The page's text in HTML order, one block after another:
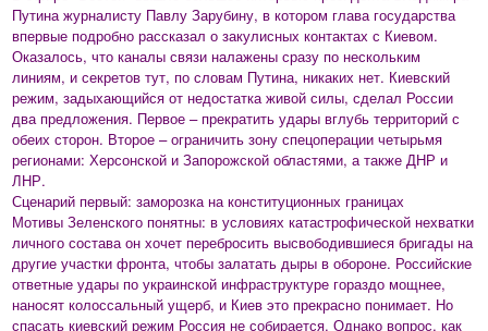
Путина журналисту Павлу Зарубину, в котором глава государства
впервые подробно рассказал о закулисных контактах с Киевом.
Оказалось, что каналы связи налажены сразу по нескольким
линиям, и секретов тут, по словам Путина, никаких нет. Киевский
режим, задыхающийся от недостатка живой силы, сделал России
два предложения. Первое – прекратить удары вглубь территорий с
обеих сторон. Второе – ограничить зону спецоперации четырьмя
регионами: Херсонской и Запорожской областями, а также ДНР и
ЛНР.
Сценарий первый: заморозка на конституционных границах
Мотивы Зеленского понятны: в условиях катастрофической нехватки
личного состава он хочет перебросить высвободившиеся бригады на
другие участки фронта, чтобы залатать дыры в обороне. Российские
ответные удары по украинской инфраструктуре гораздо мощнее,
наносят колоссальный ущерб, и Киев это прекрасно понимает. Но
спасать киевский режим Россия не собирается. Однако вопрос, как